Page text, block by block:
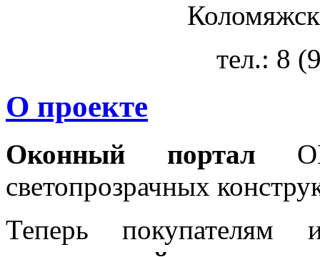
тел.: 8
О проекте
Оконный портал
светопрозрачных
Теперь покупателям